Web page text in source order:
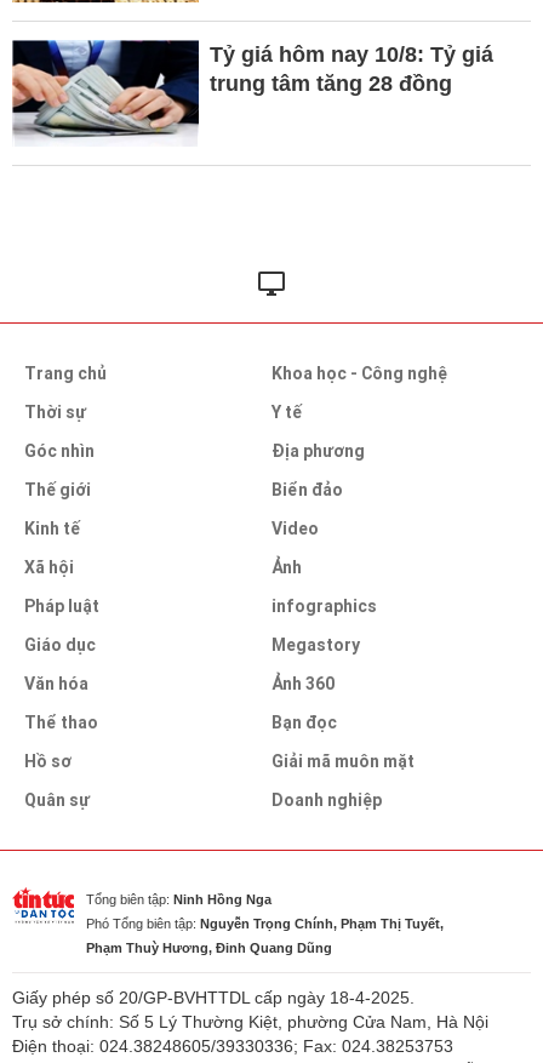
Tỷ giá hôm nay 10/8: Tỷ giá
trung tâm tăng 28 đồng
Trang chủ
Thời sự
Góc nhìn
Thế giới
Kinh tế
Xã hội
Pháp luật
Giáo dục
Văn hóa
Thể thao
Hồ sơ
Quân sự
Khoa học - Công nghệ
Y tế
Địa phương
Biển đảo
Video
Ảnh
infographics
Megastory
Ảnh 360
Bạn đọc
Giải mã muôn mặt
Doanh nghiệp
Tổng biên tập: Ninh Hồng Nga
Phó Tổng biên tập: Nguyễn Trọng Chính, Phạm Thị Tuyết,
Phạm Thuỳ Hương, Đinh Quang Dũng
Giấy phép số 20/GP-BVHTTDL cấp ngày 18-4-2025.
Trụ sở chính: Số 5 Lý Thường Kiệt, phường Cửa Nam, Hà Nội
Điện thoại: 024.38248605/39330336; Fax: 024.38253753